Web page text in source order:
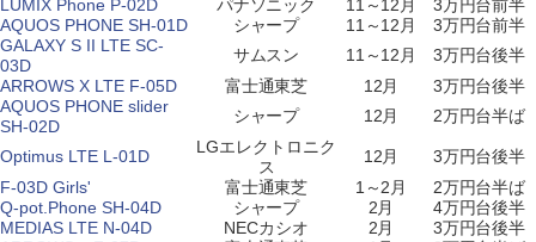
LUMIX Phone P-02D
パナソニック 11～12月
3万円台前半
AQUOS PHONE SH-01D
シャープ 11～12月
3万円台前半
GALAXY S II LTE SC-
03D
サムスン 11～12月
3万円台後半
ARROWS X LTE F-05D
富士通東芝 12月
3万円台後半
AQUOS PHONE slider
SH-02D
シャープ 12月 2万円台半ば
Optimus LTE L-01D
LGエレクトロニク
ス
12月
3万円台後半
F-03D Girls'
富士通東芝 1～2月
2万円台半ば
Q-pot.Phone SH-04D
シャープ 2月
4万円台後半
MEDIAS LTE N-04D
NECカシオ 2月
3万円台後半